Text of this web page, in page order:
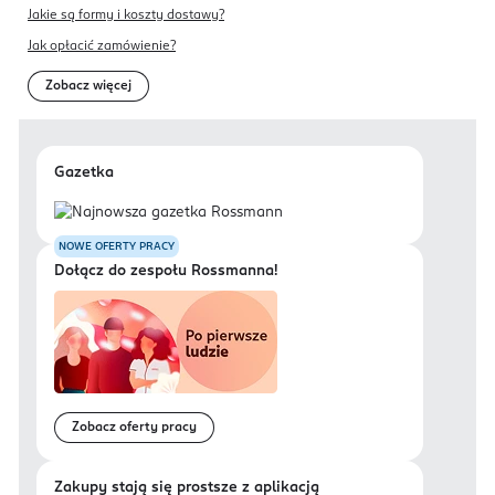
Jakie są formy i koszty dostawy?
Jak opłacić zamówienie?
Zobacz więcej
Gazetka
NOWE OFERTY PRACY
Dołącz do zespołu Rossmanna!
Zobacz oferty pracy
Zakupy stają się prostsze z aplikacją